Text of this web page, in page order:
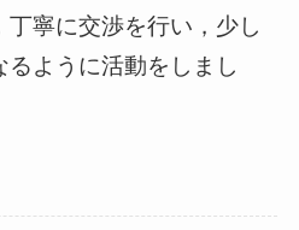
丁寧に交渉を行い，少し
ように活動をしまし